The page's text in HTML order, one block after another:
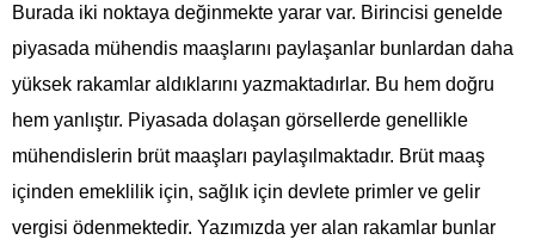
Burada iki noktaya değinmekte yarar var. Birincisi genelde
piyasada mühendis maaşlarını paylaşanlar bunlardan daha
yüksek rakamlar aldıklarını yazmaktadırlar. Bu hem doğru
hem yanlıştır. Piyasada dolaşan görsellerde genellikle
mühendislerin brüt maaşları paylaşılmaktadır. Brüt maaş
içinden emeklilik için, sağlık için devlete primler ve gelir
vergisi ödenmektedir. Yazımızda yer alan rakamlar bunlar